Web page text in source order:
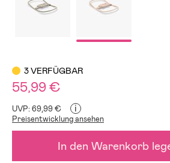
3 VERFÜGBAR
55,99 €
UVP: 69,99 € i
Preisentwicklung ansehen
In den Warenkorb